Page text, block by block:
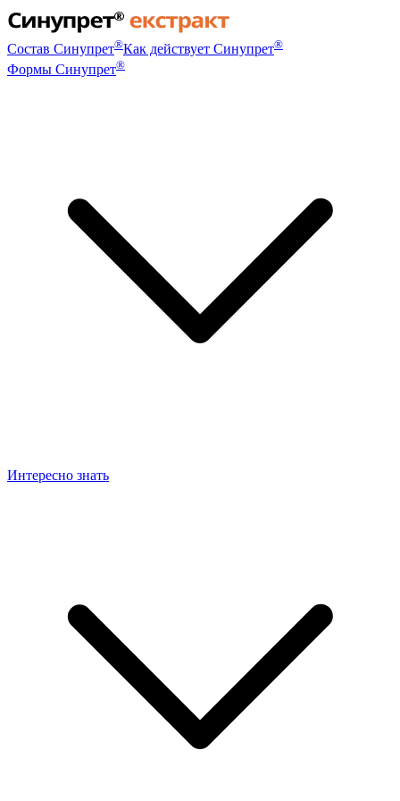
Состав Синупрет®Как действует Синупрет®
Формы Синупрет®
Интересно знать